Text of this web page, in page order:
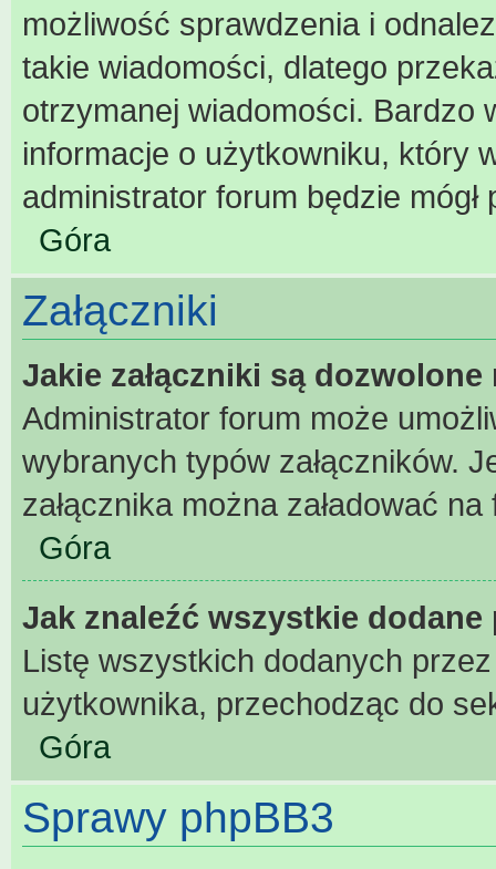
możliwość sprawdzenia i
takie wiadomości, dlatego
otrzymanej wiadomości. Bardzo
informacje o użytkowniku, który
administrator forum będzie mógł
Góra
Załączniki
Jakie załączniki są
Administrator forum może
wybranych typów załączników.
załącznika można załadować
Góra
Jak znaleźć wszystkie dodane
Listę wszystkich dodanych
użytkownika, przechodząc do
Góra
Sprawy phpBB3